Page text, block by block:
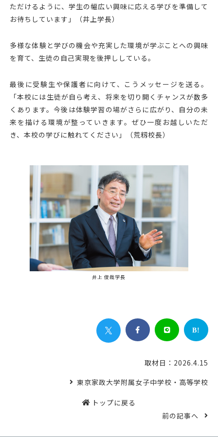
ただけるように、学生の幅広い興味に応える学びを準備して
お待ちしています」（井上学長）
多様な体験と学びの機会や充実した環境が学ぶことへの興味
を育て、生徒の自己実現を後押ししている。
最後に受験生や保護者に向けて、こうメッセージを送る。
「本校には生徒が自ら考え、将来を切り開くチャンスが数多
くあります。今後は体験学習の場がさらに広がり、自分の未
来を描ける環境が整っていきます。ぜひ一度お越しいただ
き、本校の学びに触れてください」（荒籾校長）
井上 俊哉学長
  B!
取材日：2026.4.15
東京家政大学附属女子中学校・高等学校
トップに戻る
前の記事へ